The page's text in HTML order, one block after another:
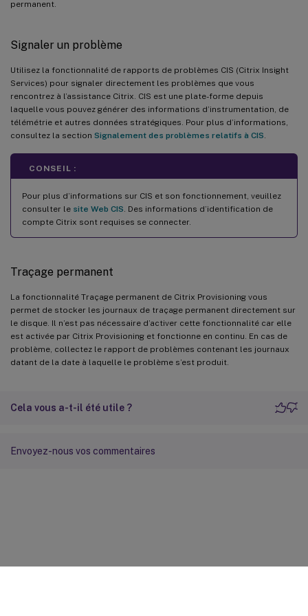
permanent.
Signaler un problème
Utilisez la fonctionnalité de rapports de problèmes CIS (Citrix Insight
Services) pour signaler directement les problèmes que vous
rencontrez à l’assistance Citrix. CIS est une plate-forme depuis
laquelle vous pouvez générer des informations d’instrumentation, de
télémétrie et autres données stratégiques. Pour plus d’informations,
consultez la section Signalement des problèmes relatifs à CIS
CONSEIL :
Pour plus d’informations sur CIS et son fonctionnement, veuillez
consulter le site Web CIS . Des informations d’identification de
compte Citrix sont requises se connecter.
Traçage permanent
La fonctionnalité Traçage permanent de Citrix Provisioning vous
permet de stocker les journaux de traçage permanent directement sur
le disque. Il n’est pas nécessaire d’activer cette fonctionnalité car elle
est activée par Citrix Provisioning et fonctionne en continu. En cas de
problème, collectez le rapport de problèmes contenant les journaux
datant de la date à laquelle le problème s’est produit.
Cela vous a-t-il été utile ?
Envoyez-nous vos commentaires